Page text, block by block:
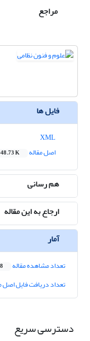
مراجع
فایل ها
اصل مقاله
K
هم رسانی
ارجاع به این مقاله
آمار
تعداد مشاهده مقاله
تعداد دریافت فایل اصل
دسترسی سریع